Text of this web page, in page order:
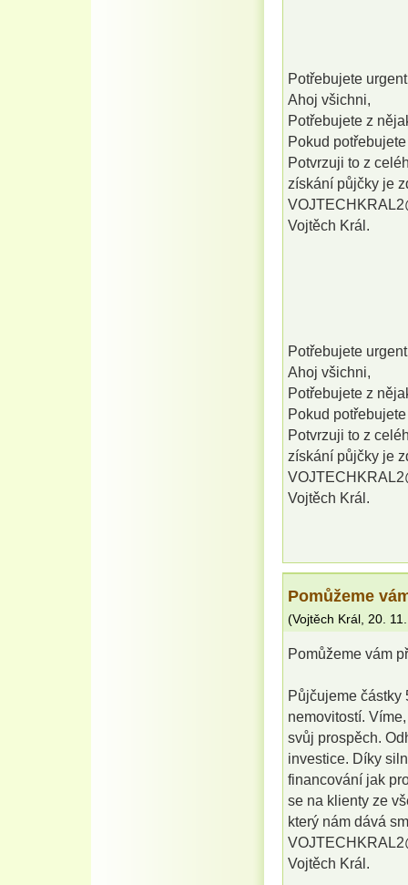
Potřebujete
Ahoj všichni,
Potřebujete z
Pokud
Potvrzuji to z
získání půjčky je
Vojtěch Král.
Potřebujete
Ahoj všichni,
Potřebujete z
Pokud
Potvrzuji to z
získání půjčky je
Vojtěch Král.
Pomůžeme
(Vojtěch Král, 20.
Pomůžeme vám
Půjčujeme částky
nemovitostí.
svůj prospěch.
investice. Díky
financování jak
se na klienty ze
který nám dává
Vojtěch Král.